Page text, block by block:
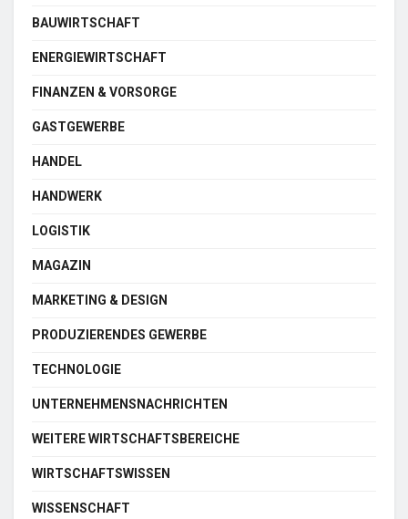
BAUWIRTSCHAFT
ENERGIEWIRTSCHAFT
FINANZEN & VORSORGE
GASTGEWERBE
HANDEL
HANDWERK
LOGISTIK
MAGAZIN
MARKETING & DESIGN
PRODUZIERENDES GEWERBE
TECHNOLOGIE
UNTERNEHMENSNACHRICHTEN
WEITERE WIRTSCHAFTSBEREICHE
WIRTSCHAFTSWISSEN
WISSENSCHAFT